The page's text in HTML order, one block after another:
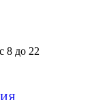
с 8 до 22